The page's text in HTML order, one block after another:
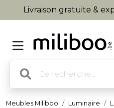
Livraison gratuite &
Meubles Miliboo Luminaire